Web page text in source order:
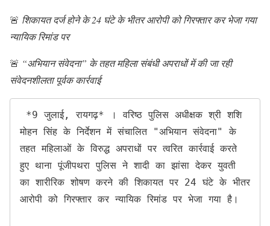
🚨 शिकायत दर्ज होने के 24 घंटे के भीतर आरोपी को गिरफ्तार कर भेजा गया
न्यायिक रिमांड पर
🚨 “अभियान संवेदना” के तहत महिला संबंधी अपराधों में की जा रही
संवेदनशीलता पूर्वक कार्रवाई
मोहन सिंह के निर्देशन में संचालित "अभियान संवेदना" के
तहत महिलाओं के विरुद्ध अपराधों पर त्वरित कार्रवाई करते
हुए थाना पूंजीपथरा पुलिस ने शादी का झांसा देकर युवती
का शारीरिक शोषण करने की शिकायत पर 24 घंटे के भीतर
आरोपी को गिरफ्तार कर न्यायिक रिमांड पर भेजा गया है।